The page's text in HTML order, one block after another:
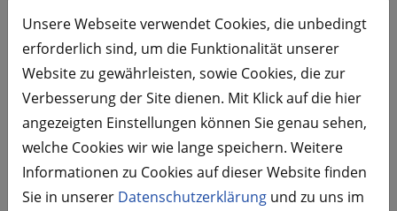
Projektnutzen
Der Hochwasser-Pass gibt den Eigentümern eine
verständliche Einschätzung zu den Gefährdungen
und soll als Grundlage zur Eigenvorsorge dienen.
Unsere Webseite verwendet Cookies, die unbedingt
erforderlich sind, um die Funktionalität unserer
Website zu gewährleisten, sowie Cookies, die zur
Verbesserung der Site dienen. Mit Klick auf die hier
angezeigten Einstellungen können Sie genau sehen,
welche Cookies wir wie lange speichern. Weitere
Informationen zu Cookies auf dieser Website finden
Sie in unserer Datenschutzerklärung und zu uns im